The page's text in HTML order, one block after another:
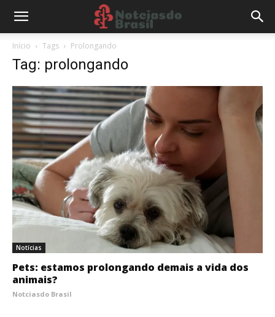
Início Tags Prolongando
Tag: prolongando
Notícias
Pets: estamos prolongando demais a vida dos
animais?
Notciasdo Brasil